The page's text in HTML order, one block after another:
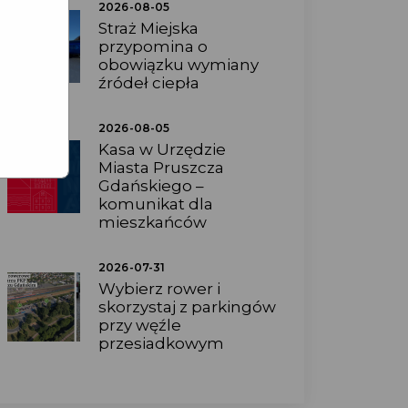
2026-08-05
Straż Miejska
przypomina o
obowiązku wymiany
źródeł ciepła
2026-08-05
Kasa w Urzędzie
Miasta Pruszcza
Gdańskiego –
komunikat dla
mieszkańców
2026-07-31
Wybierz rower i
skorzystaj z parkingów
przy węźle
przesiadkowym